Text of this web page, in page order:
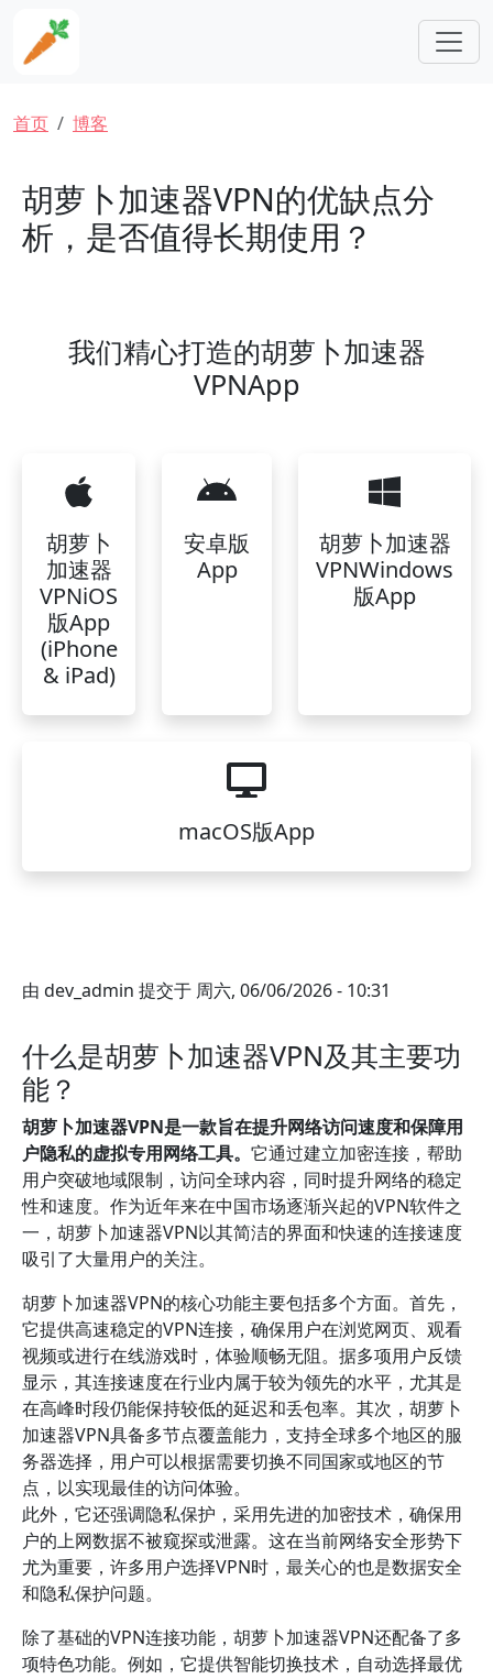
面包屑
首页 博客
胡萝卜加速器VPN的优缺点分
析，是否值得长期使用？
我们精心打造的胡萝卜加速器
VPNApp
胡萝卜
加速器
VPNiOS
版App
(iPhone
& iPad)
安卓版
App
胡萝卜加速器
VPNWindows
版App
macOS版App
由 dev_admin 提交于 周六, 06/06/2026 - 10:31
什么是胡萝卜加速器VPN及其主要功
能？
胡萝卜加速器VPN是一款旨在提升网络访问速度和保障用
户隐私的虚拟专用网络工具。 它通过建立加密连接，帮助
用户突破地域限制，访问全球内容，同时提升网络的稳定
性和速度。作为近年来在中国市场逐渐兴起的VPN软件之
一，胡萝卜加速器VPN以其简洁的界面和快速的连接速度
吸引了大量用户的关注。
胡萝卜加速器VPN的核心功能主要包括多个方面。首先，
它提供高速稳定的VPN连接，确保用户在浏览网页、观看
视频或进行在线游戏时，体验顺畅无阻。据多项用户反馈
显示，其连接速度在行业内属于较为领先的水平，尤其是
在高峰时段仍能保持较低的延迟和丢包率。其次，胡萝卜
加速器VPN具备多节点覆盖能力，支持全球多个地区的服
务器选择，用户可以根据需要切换不同国家或地区的节
点，以实现最佳的访问体验。
此外，它还强调隐私保护，采用先进的加密技术，确保用
户的上网数据不被窥探或泄露。这在当前网络安全形势下
尤为重要，许多用户选择VPN时，最关心的也是数据安全
和隐私保护问题。
除了基础的VPN连接功能，胡萝卜加速器VPN还配备了多
项特色功能。例如，它提供智能切换技术，自动选择最优